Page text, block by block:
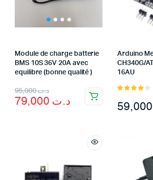
Module de charge batterie
BMS 10S 36V 20A avec
equilibre (bonne qualité )
د.ت95,000
Original
price
د.ت
Current
price
Arduino
CH340G/
16AU
of 5